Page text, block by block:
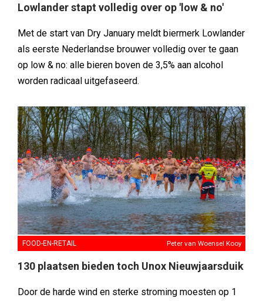
Lowlander stapt volledig over op 'low & no'
Met de start van Dry January meldt biermerk Lowlander
als eerste Nederlandse brouwer volledig over te gaan
op low & no: alle bieren boven de 3,5% aan alcohol
worden radicaal uitgefaseerd.
FOOD-EN-RETAIL Peter van Woensel Kooy
130 plaatsen bieden toch Unox Nieuwjaarsduik
Door de harde wind en sterke stroming moesten op 1